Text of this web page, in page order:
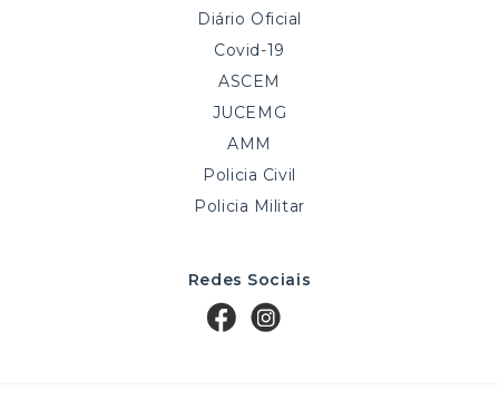
Diário Oficial
Covid-19
ASCEM
JUCEMG
AMM
Policia Civil
Policia Militar
Redes Sociais